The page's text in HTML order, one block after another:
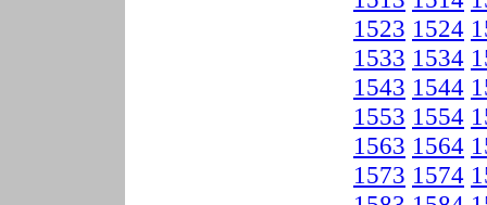
1523 1524
1533 1534
1543 1544
1553 1554
1563 1564
1573 1574